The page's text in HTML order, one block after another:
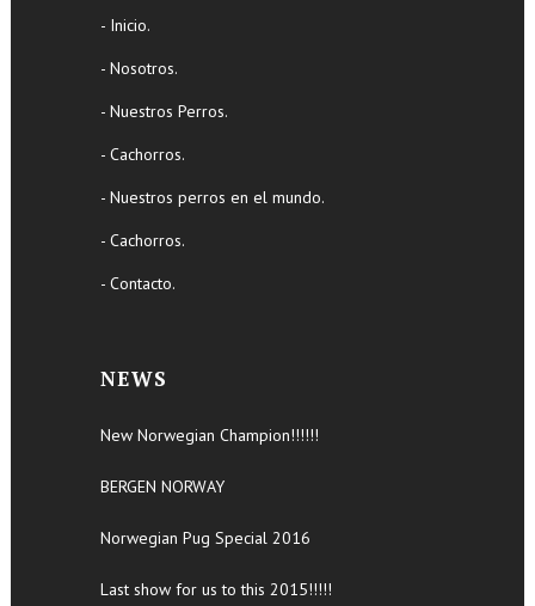
- Inicio.
- Nosotros.
- Nuestros Perros.
- Cachorros.
- Nuestros perros en el mundo.
- Cachorros.
- Contacto.
NEWS
New Norwegian Champion!!!!!!
BERGEN NORWAY
Norwegian Pug Special 2016
Last show for us to this 2015!!!!!